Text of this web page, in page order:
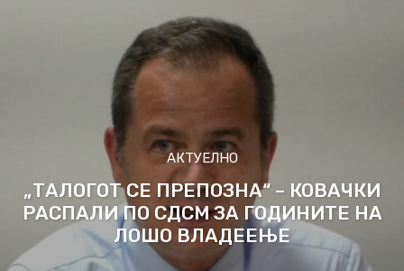
АКТУЕЛНО
„ТАЛОГОТ СЕ ПРЕПОЗНА“ – КОВАЧКИ
РАСПАЛИ ПО СДСМ ЗА ГОДИНИТЕ НА
ЛОШО ВЛАДЕЕЊЕ